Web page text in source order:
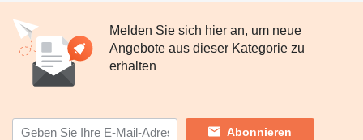
Melden Sie sich hier an, um neue
Angebote aus dieser Kategorie zu
erhalten
Abonnieren